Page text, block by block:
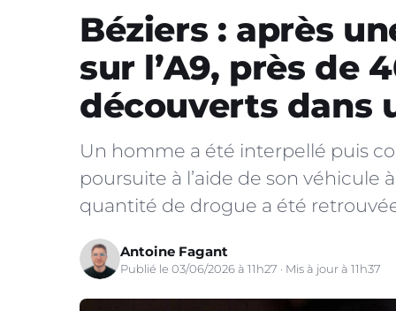
Béziers : après
sur l’A9, près de
découverts dans
Un homme a été interpellé puis
poursuite à l’aide de son
quantité de drogue a été
Antoine Fagant
Publié le 03/06/2026 à 11h27 · Mis à jour à 11h37